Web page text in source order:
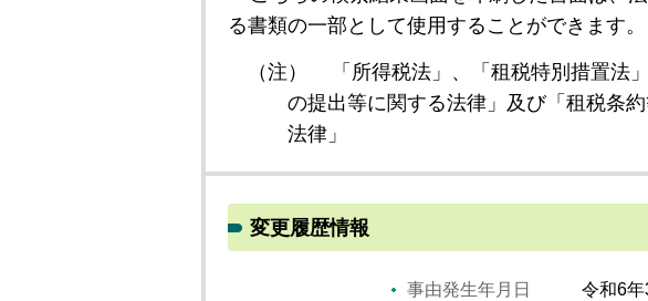
る書類の一部として使用することができます。
（注）
「所得税法」、「租税特別措置
の提出等に関する法律」及び「租税条
法律」
変更履歴情報
事由発生年月日
令和6年